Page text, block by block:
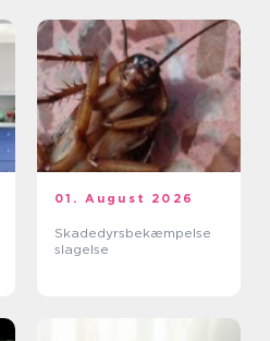
01. August 2026
Skadedyrsbekæmpelse
slagelse